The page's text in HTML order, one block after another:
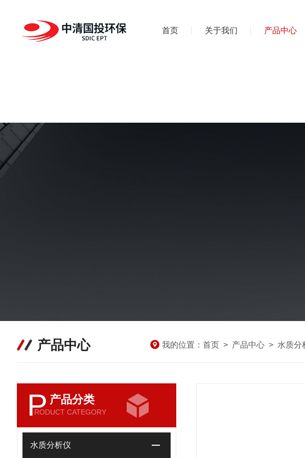
首页 关于我们 产品中心
产品中心 我的位置： 首页 > 产品中心 > 水质分
P 产品分类
RODUCT CATEGORY
水质分析仪